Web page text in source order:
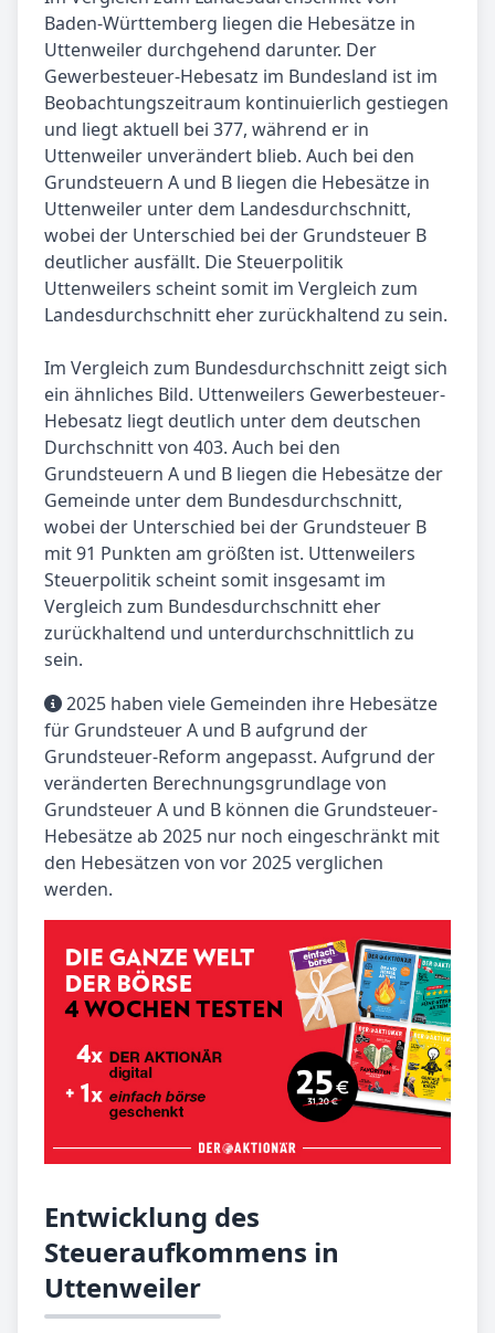
Baden-Württemberg liegen die Hebesätze in
Uttenweiler durchgehend darunter. Der
Gewerbesteuer-Hebesatz im Bundesland ist im
Beobachtungszeitraum kontinuierlich gestiegen
und liegt aktuell bei 377, während er in
Uttenweiler unverändert blieb. Auch bei den
Grundsteuern A und B liegen die Hebesätze in
Uttenweiler unter dem Landesdurchschnitt,
wobei der Unterschied bei der Grundsteuer B
deutlicher ausfällt. Die Steuerpolitik
Uttenweilers scheint somit im Vergleich zum
Landesdurchschnitt eher zurückhaltend zu sein.
Im Vergleich zum Bundesdurchschnitt zeigt sich
ein ähnliches Bild. Uttenweilers Gewerbesteuer-
Hebesatz liegt deutlich unter dem deutschen
Durchschnitt von 403. Auch bei den
Grundsteuern A und B liegen die Hebesätze der
Gemeinde unter dem Bundesdurchschnitt,
wobei der Unterschied bei der Grundsteuer B
mit 91 Punkten am größten ist. Uttenweilers
Steuerpolitik scheint somit insgesamt im
Vergleich zum Bundesdurchschnitt eher
zurückhaltend und unterdurchschnittlich zu
sein.
2025 haben viele Gemeinden ihre Hebesätze
für Grundsteuer A und B aufgrund der
Grundsteuer-Reform angepasst. Aufgrund der
veränderten Berechnungsgrundlage von
Grundsteuer A und B können die Grundsteuer-
Hebesätze ab 2025 nur noch eingeschränkt mit
den Hebesätzen von vor 2025 verglichen
werden.
Entwicklung des
Steueraufkommens in
Uttenweiler